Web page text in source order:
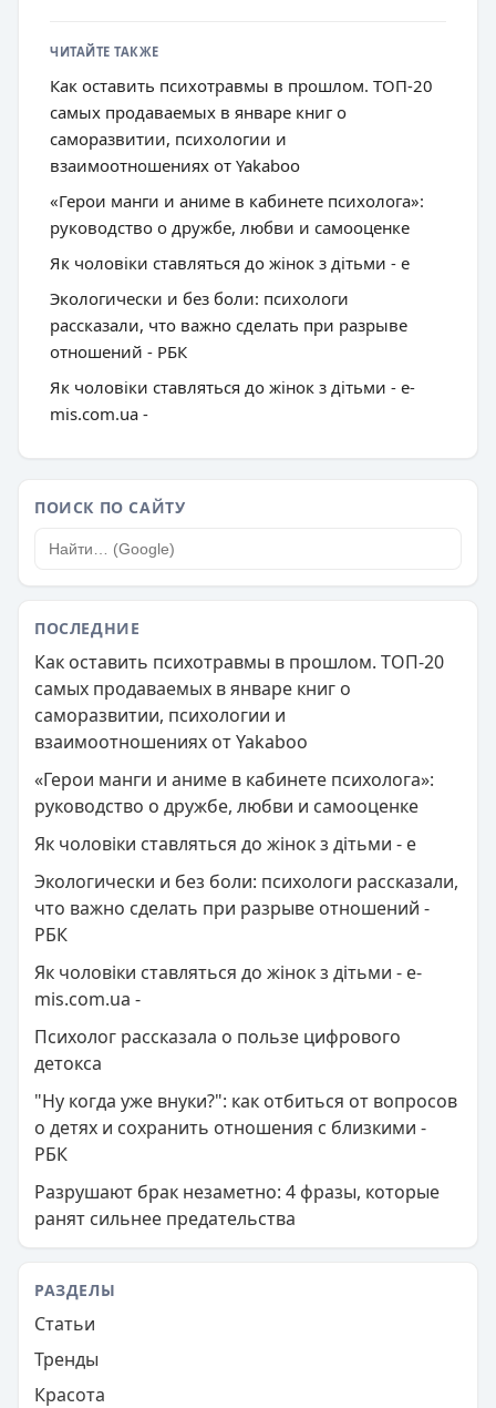
ЧИТАЙТЕ ТАКЖЕ
Как оставить психотравмы в прошлом. ТОП-20
самых продаваемых в январе книг о
саморазвитии, психологии и
взаимоотношениях от Yakaboo
«Герои манги и аниме в кабинете психолога»:
руководство о дружбе, любви и самооценке
Як чоловіки ставляться до жінок з дітьми - e
Экологически и без боли: психологи
рассказали, что важно сделать при разрыве
отношений - РБК
Як чоловіки ставляться до жінок з дітьми - e-
mis.com.ua -
ПОИСК ПО САЙТУ
ПОСЛЕДНИЕ
Как оставить психотравмы в прошлом. ТОП-20
самых продаваемых в январе книг о
саморазвитии, психологии и
взаимоотношениях от Yakaboo
«Герои манги и аниме в кабинете психолога»:
руководство о дружбе, любви и самооценке
Як чоловіки ставляться до жінок з дітьми - e
Экологически и без боли: психологи рассказали,
что важно сделать при разрыве отношений -
РБК
Як чоловіки ставляться до жінок з дітьми - e-
mis.com.ua -
Психолог рассказала о пользе цифрового
детокса
"Ну когда уже внуки?": как отбиться от вопросов
о детях и сохранить отношения с близкими -
РБК
Разрушают брак незаметно: 4 фразы, которые
ранят сильнее предательства
РАЗДЕЛЫ
Статьи
Тренды
Красота